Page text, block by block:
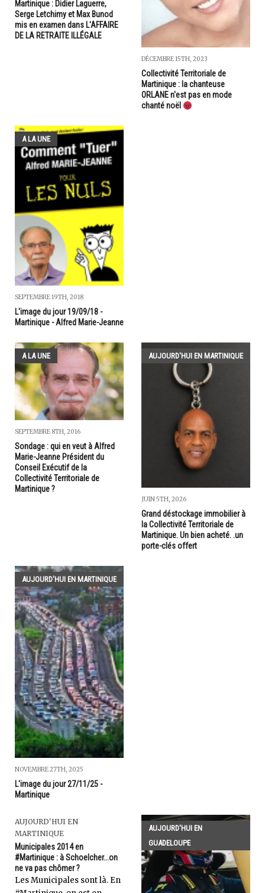
Martinique : Didier Laguerre,
Serge Letchimy et Max Bunod
mis en examen dans L'AFFAIRE
DE LA RETRAITE ILLÉGALE
DÉCEMBRE 15TH, 2023
Collectivité Territoriale de
Martinique : la chanteuse
ORLANE n'est pas en mode
chanté noël
A LA UNE
SEPTEMBRE 19TH, 2018
L'image du jour 19/09/18 -
Martinique - Alfred Marie-Jeanne
A LA UNE
SEPTEMBRE 8TH, 2016
Sondage : qui en veut à Alfred
Marie-Jeanne Président du
Conseil Exécutif de la
Collectivité Territoriale de
Martinique ?
AUJOURD'HUI EN MARTINIQUE
JUIN 5TH, 2026
Grand déstockage immobilier à
la Collectivité Territoriale de
Martinique. Un bien acheté. .un
porte-clés offert
AUJOURD'HUI EN MARTINIQUE
NOVEMBRE 27TH, 2025
L'image du jour 27/11/25 -
Martinique
AUJOURD'HUI EN
MARTINIQUE
Municipales 2014 en
#Martinique : à Schoelcher...on
ne va pas chômer ?
Les Municipales sont là. En
AUJOURD'HUI EN
GUADELOUPE